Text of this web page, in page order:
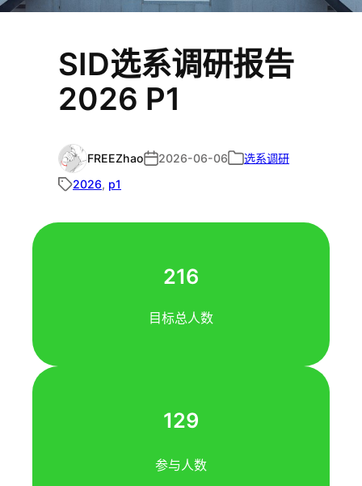
SID选系调研报告
2026 P1
FREEZhao 2026-06-06
选系调研
2026, p1
216
目标总人数
129
参与人数